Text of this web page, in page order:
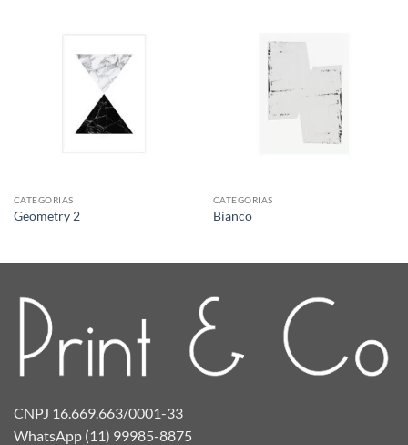
CATEGORIAS
Geometry 2
CATEGORIAS
Bianco
CNPJ 16.669.663/0001-33
WhatsApp (11) 99985-8875